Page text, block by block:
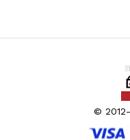
©